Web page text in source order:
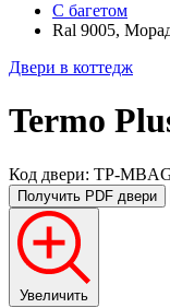
С багетом
Ral 9005,
Двери в коттедж
Termo
Код двери: TP-
Получить PDF двери
Увеличить